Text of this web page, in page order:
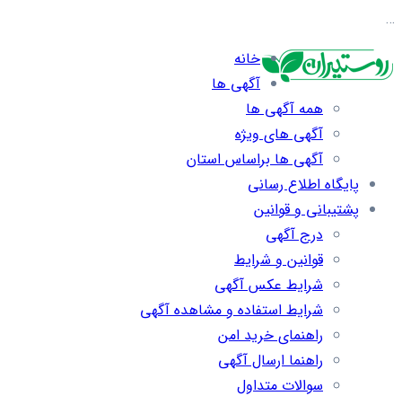
…
خانه
آگهی ها
همه آگهی ها
آگهی های ویژه
آگهی ها براساس استان
پایگاه اطلاع رسانی
پشتیبانی و قوانین
درج آگهی
قوانین و شرایط
شرایط عکس آگهی
شرایط استفاده و مشاهده آگهی
راهنمای خرید امن
راهنما ارسال آگهی
سوالات متداول